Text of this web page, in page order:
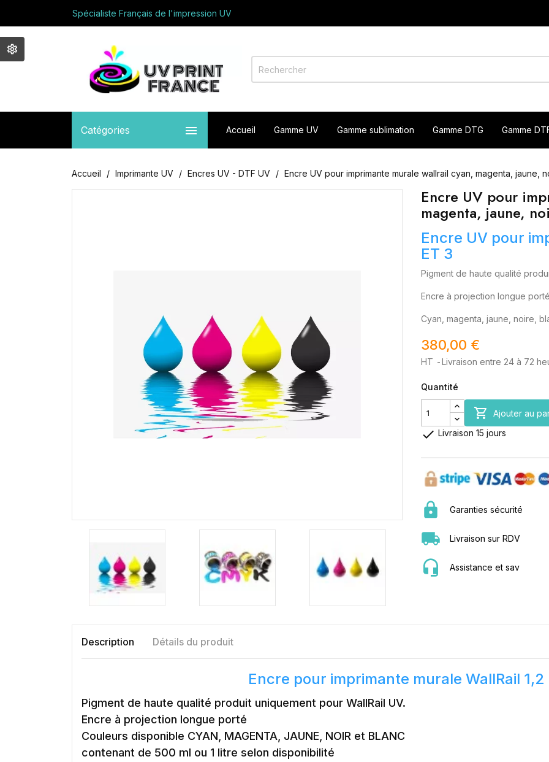
Spécialiste Français de l'impression UV
Avec vous depuis 2017
Bienvenue sur UV PRINT FRANCE
Spécialiste Français de l'impression UV
Avec vous depuis 2017
Catégories  Accueil Gamme UV Gamme sublimation Gamme DTG Gamme
Accueil Imprimante UV Encres UV - DTF UV Encre UV pour imprimante murale wallrail cyan, magenta, jaune,
Encre UV pour
magenta, jaune,
Encre UV pour
ET 3
Pigment de haute qualité
Encre à projection longue
Cyan, magenta, jaune, noire,
380,00 €
HT Livraison entre 24 à 72
Quantité
 Ajouter au
 Livraison 15 jours
Garanties sécurité
Livraison sur RDV
Assistance et sav
Description Détails du produit
Encre pour imprimante murale WallRail 1,2
Pigment de haute qualité produit uniquement pour WallRail UV.
Encre à projection longue porté
Couleurs disponible CYAN, MAGENTA, JAUNE, NOIR et BLANC
contenant de 500 ml ou 1 litre selon disponibilité